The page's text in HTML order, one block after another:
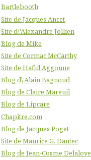
Bartlebooth
Site de Jacques Ancet
Site d\'Alexandre Jollien
Blog de Mike
Site de Cormac McCarthy
Site de Hafid Aggoune
Blog d\'Alain Bagnoud
Blog de Claire Mareuil
Blog de Lipcare
Chapitre.com
Blog de Jacques Poget
Site de Maurice G. Dantec
Blog de Jean-Cosme Delaloye